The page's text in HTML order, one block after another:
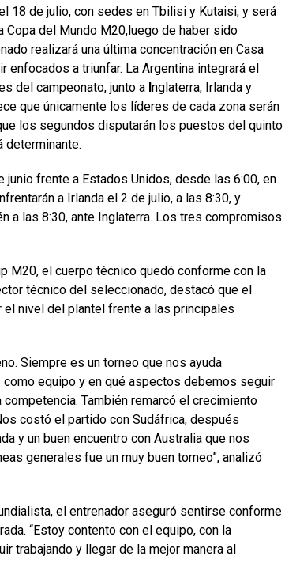
18 de julio, con sedes en Tbilisi y Kutaisi, y será
Copa del Mundo M20,luego de haber sido
realizará una última concentración en Casa
enfocados a triunfar. La Argentina integrará el
del campeonato, junto a Inglaterra, Irlanda y
que únicamente los líderes de cada zona serán
los segundos disputarán los puestos del quinto
determinante.
frente a Estados Unidos, desde las 6:00, en
a Irlanda el 2 de julio, a las 8:30, y
a las 8:30, ante Inglaterra. Los tres compromisos
M20, el cuerpo técnico quedó conforme con la
técnico del seleccionado, destacó que el
el nivel del plantel frente a las principales
Siempre es un torneo que nos ayuda
equipo y en qué aspectos debemos seguir
También remarcó el crecimiento
costó el partido con Sudáfrica, después
y un buen encuentro con Australia que nos
generales fue un muy buen torneo”, analizó
el entrenador aseguró sentirse conforme
“Estoy contento con el equipo, con la
trabajando y llegar de la mejor manera al